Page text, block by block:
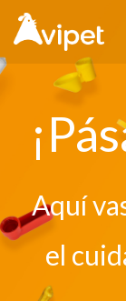
contenido
Aquí
el